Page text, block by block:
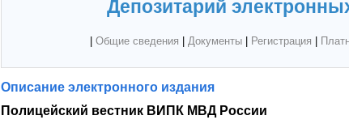
Депозитарий
Общие сведения Документы| Регистрация
Описание электронного издания
Полицейский вестник ВИПК МВД России